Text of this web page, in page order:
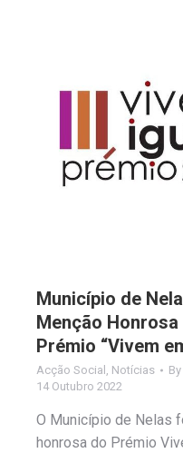
Município de
Menção Honrosa
Prémio “Vivem
Acção Social , Notícias By
14 Outubro 2022
O Município de Nelas
honrosa do Prémio